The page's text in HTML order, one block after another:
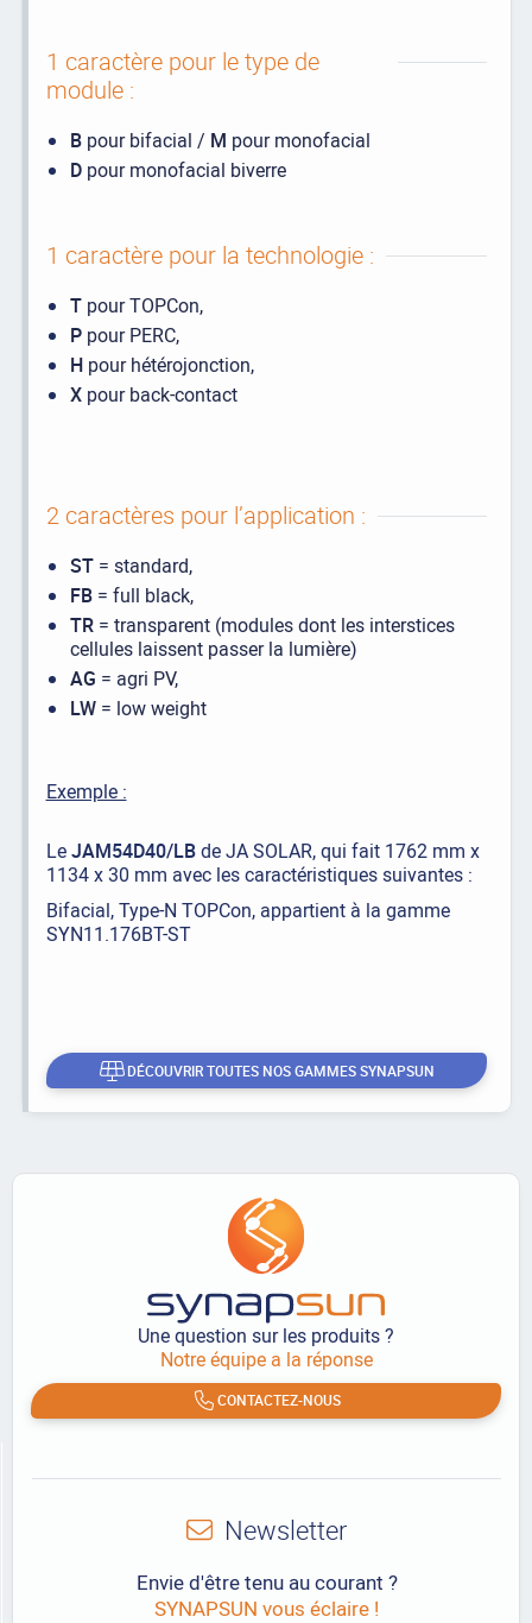
1 caractère pour le type de
module :
Bpour bifacial / M pour monofacial
D pour monofacial biverre
1 caractère pour la technologie :
Tpour TOPCon,
Ppour PERC,
Hpour hétérojonction,
X pour back-contact
2 caractères pour l’application :
ST= standard,
FB= full black,
TR= transparent (modules dont les interstices
cellules laissent passer la lumière)
AG = agri PV,
LW= low weight
Exemple :
LeJAM54D40/LBde JA SOLAR, qui fait 1762 mm x
1134 x 30 mm avec les caractéristiques suivantes :
Bifacial, Type-N TOPCon, appartient à la gamme
SYN11.176BT-ST
DÉCOUVRIR TOUTES NOS GAMMES SYNAPSUN
Une question sur les produits ?
Notre équipe a la réponse
CONTACTEZ-NOUS
Newsletter
Envie d'être tenu au courant ?
SYNAPSUN vous éclaire !